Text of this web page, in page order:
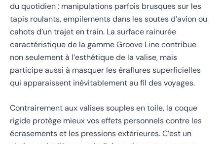
du quotidien : manipulations parfois brusques sur les
tapis roulants, empilements dans les soutes d’avion ou
cahots d’un trajet en train. La surface rainurée
caractéristique de la gamme Groove Line contribue
non seulement à l’esthétique de la valise, mais
participe aussi à masquer les éraflures superficielles
qui apparaissent inévitablement au fil des voyages.
Contrairement aux valises souples en toile, la coque
rigide protège mieux vos effets personnels contre les
écrasements et les pressions extérieures. C’est un